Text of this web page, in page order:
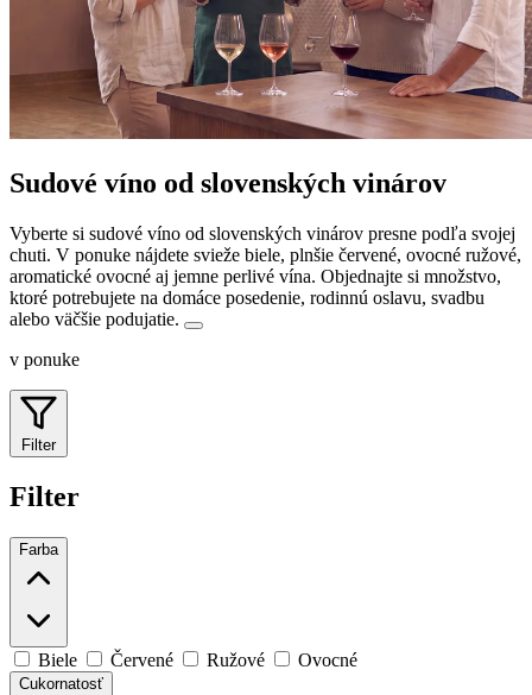
Sudové víno od slovenských vinárov
Vyberte si sudové víno od slovenských vinárov presne podľa svojej
chuti. V ponuke nájdete svieže biele, plnšie červené, ovocné ružové,
aromatické ovocné aj jemne perlivé vína. Objednajte si množstvo,
ktoré potrebujete na domáce posedenie, rodinnú oslavu, svadbu
alebo väčšie podujatie.
v ponuke
Filter
Filter
Farba
Biele Červené Ružové Ovocné
Cukornatosť